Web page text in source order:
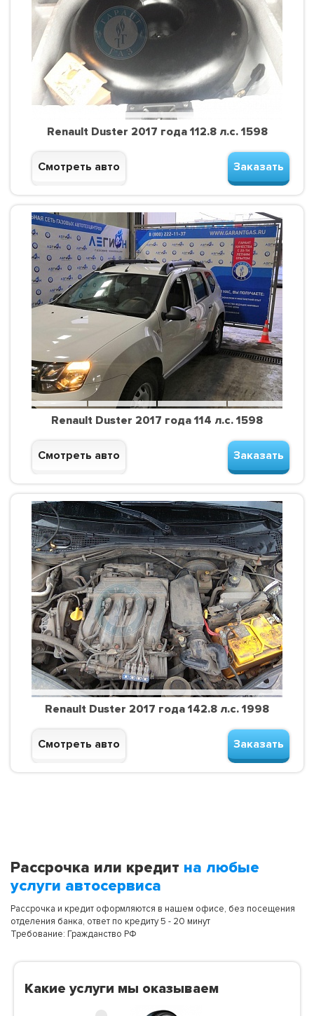
Renault Duster 2017 года 112.8 л.с. 1598
Смотреть авто Заказать
Renault Duster 2017 года 114 л.с. 1598
Смотреть авто Заказать
Renault Duster 2017 года 142.8 л.с. 1998
Смотреть авто Заказать
Рассрочка или кредит на любые
услуги автосервиса
Рассрочка и кредит оформляются в нашем офисе, без посещения
отделения банка, ответ по кредиту 5 - 20 минут
Требование: Гражданство РФ
Какие услуги мы оказываем